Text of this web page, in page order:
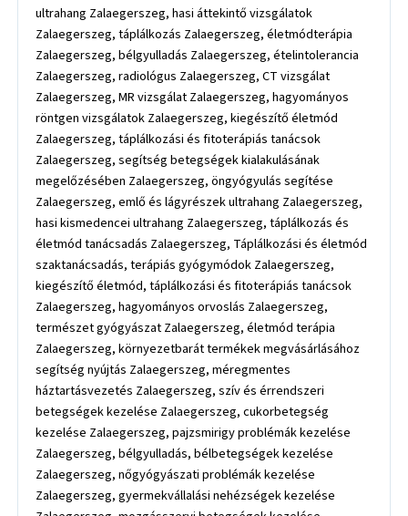
ultrahang Zalaegerszeg, hasi áttekintő vizsgálatok
Zalaegerszeg, táplálkozás Zalaegerszeg, életmódterápia
Zalaegerszeg, bélgyulladás Zalaegerszeg, ételintolerancia
Zalaegerszeg, radiológus Zalaegerszeg, CT vizsgálat
Zalaegerszeg, MR vizsgálat Zalaegerszeg, hagyományos
röntgen vizsgálatok Zalaegerszeg, kiegészítő életmód
Zalaegerszeg, táplálkozási és fitoterápiás tanácsok
Zalaegerszeg, segítség betegségek kialakulásának
megelőzésében Zalaegerszeg, öngyógyulás segítése
Zalaegerszeg, emlő és lágyrészek ultrahang Zalaegerszeg,
hasi kismedencei ultrahang Zalaegerszeg, táplálkozás és
életmód tanácsadás Zalaegerszeg, Táplálkozási és életmód
szaktanácsadás, terápiás gyógymódok Zalaegerszeg,
kiegészítő életmód, táplálkozási és fitoterápiás tanácsok
Zalaegerszeg, hagyományos orvoslás Zalaegerszeg,
természet gyógyászat Zalaegerszeg, életmód terápia
Zalaegerszeg, környezetbarát termékek megvásárlásához
segítség nyújtás Zalaegerszeg, méregmentes
háztartásvezetés Zalaegerszeg, szív és érrendszeri
betegségek kezelése Zalaegerszeg, cukorbetegség
kezelése Zalaegerszeg, pajzsmirigy problémák kezelése
Zalaegerszeg, bélgyulladás, bélbetegségek kezelése
Zalaegerszeg, nőgyógyászati problémák kezelése
Zalaegerszeg, gyermekvállalási nehézségek kezelése